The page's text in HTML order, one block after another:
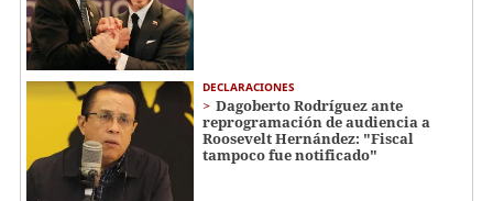
DECLARACIONES
Dagoberto Rodríguez ante
reprogramación de audiencia a
Roosevelt Hernández: "Fiscal
tampoco fue notificado"